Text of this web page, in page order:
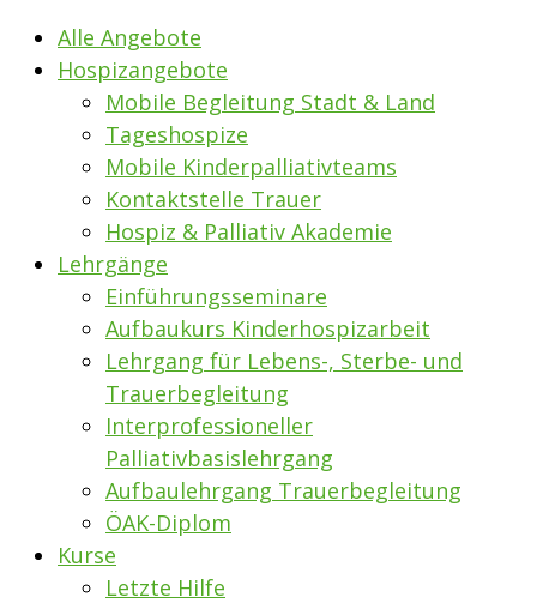
Alle Angebote
Hospizangebote
Mobile Begleitung Stadt & Land
Tageshospize
Mobile Kinderpalliativteams
Kontaktstelle Trauer
Hospiz & Palliativ Akademie
Lehrgänge
Einführungsseminare
Aufbaukurs Kinderhospizarbeit
Lehrgang für Lebens-, Sterbe- und
Trauerbegleitung
Interprofessioneller
Palliativbasislehrgang
Aufbaulehrgang Trauerbegleitung
ÖAK-Diplom
Kurse
Letzte Hilfe